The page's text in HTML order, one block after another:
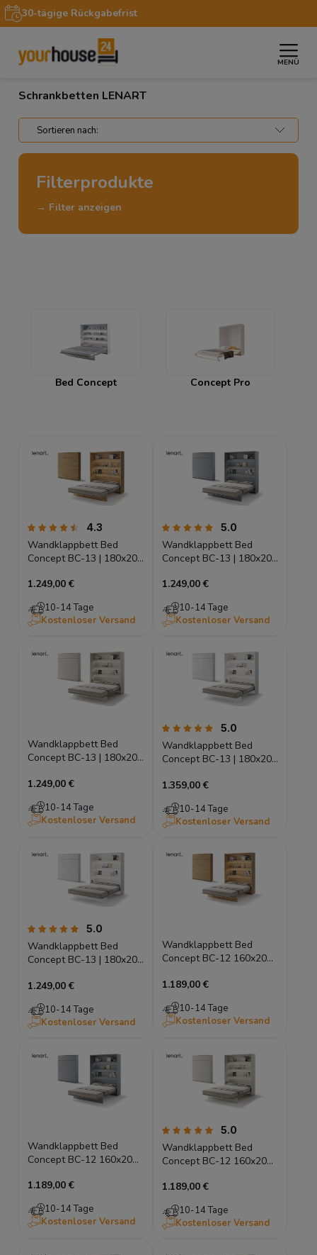
30-tägige Rückgabefrist
MENÜ
Startseite » Möbel
Schrankbetten LENART
Filterprodukte
→ Filter anzeigen
Bed Concept Concept Pro
4.3
Wandklappbett Bed
Concept BC-13 | 180x200
Schrankbett Eiche
1.249,00 €
10-14 Tage
Kostenloser Versand
5.0
Wandklappbett Bed
Concept BC-13 | 180x200
Schrankbett Grau |
1.249,00 €
10-14 Tage
Kostenloser Versand
Wandklappbett Bed
Concept BC-13 | 180x200
Schrankbett Kaschmir |
Lenart
1.249,00 €
10-14 Tage
Kostenloser Versand
5.0
Wandklappbett Bed
Concept BC-13 | 180x200
Schrankbett Weiß
Hochglanz | Lenart
1.359,00 €
10-14 Tage
Kostenloser Versand
5.0
Wandklappbett Bed
Concept BC-13 | 180x200
Schrankbett Weiß |
Lenart
1.249,00 €
10-14 Tage
Kostenloser Versand
Wandklappbett Bed
Concept BC-12 160x200
Lenart Gästebett Eiche
Artisan
1.189,00 €
10-14 Tage
Kostenloser Versand
Wandklappbett Bed
Concept BC-12 160x200
Lenart Gästebett Grau
1.189,00 €
10-14 Tage
Kostenloser Versand
5.0
Wandklappbett Bed
Concept BC-12 160x200
Lenart Gästebett Kashmir
1.189,00 €
10-14 Tage
Kostenloser Versand